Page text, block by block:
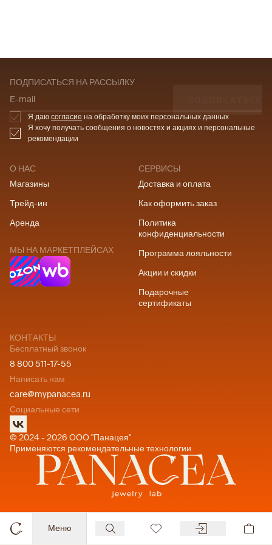
Меню
О НАС
Магазины
Трейд-ин
Аренда
МЫ НА МАРКЕТПЛЕЙСАХ
СЕРВИСЫ
Доставка и оплата
Как оформить заказ
Политика
конфиденциальности
Программа лояльности
Акции и скидки
Подарочные
сертификаты
КОНТАКТЫ
Бесплатный звонок
8 800 511-17-55
Написать нам
care@mypanacea.ru
Социальные сети
© 2024 - 2026 ООО "Панацея"
Применяются рекомендательные технологии
ПОДПИСАТЬСЯ НА РАССЫЛКУ
E-mail
Я даю согласие на обработку моих персональных данных
Я хочу получать сообщения о новостях и акциях и персональные
рекомендации